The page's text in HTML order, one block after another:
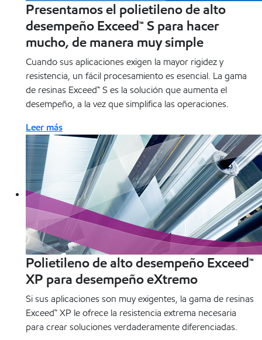
Presentamos el polietileno de alto
desempeño Exceed™ S para hacer
mucho, de manera muy simple
Cuando sus aplicaciones exigen la mayor rigidez y
resistencia, un fácil procesamiento es esencial. La gama
de resinas Exceed™ S es la solución que aumenta el
desempeño, a la vez que simplifica las operaciones.
Leer más
Polietileno de alto desempeño Exceed™
XP para desempeño eXtremo
Si sus aplicaciones son muy exigentes, la gama de resinas
Exceed™ XP le ofrece la resistencia extrema necesaria
para crear soluciones verdaderamente diferenciadas.